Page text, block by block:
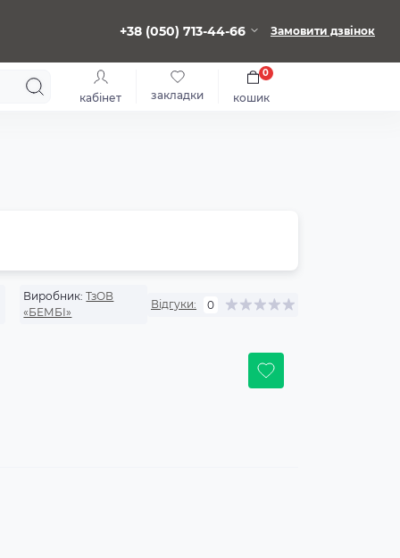
+38 (050) 713-44-66 Замовити дзвінок
кабінет закладки кошик
0
Виробник: ТзОВ
«БЕМБІ»
Відгуки: 0